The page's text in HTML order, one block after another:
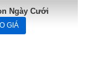
Ngày Cưới
GIÁ